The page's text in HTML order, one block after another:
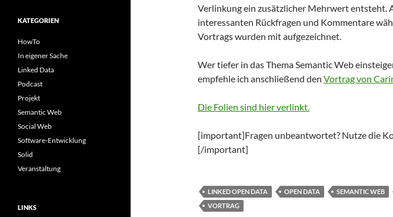
Verlinkung ein zusätzlicher Mehrwert entsteht.
interessanten Rückfragen und Kommentare
Vortrags wurden mit aufgezeichnet.
Wer tiefer in das Thema Semantic Web
empfehle ich anschließend den Vortrag von
Die Folien sind hier verlinkt.
[important]Fragen unbeantwortet? Nutze die
[/important]
LINKED OPEN DATA OPEN DATA SEMANTIC WEB
VORTRAG
KATEGORIEN
HowTo
In eigener Sache
Linked Data
Podcast
Projekt
Semantic Web
Social Web
Software-Entwicklung
Solid
Veranstaltung
LINKS